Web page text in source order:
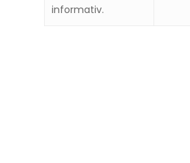
informativ.